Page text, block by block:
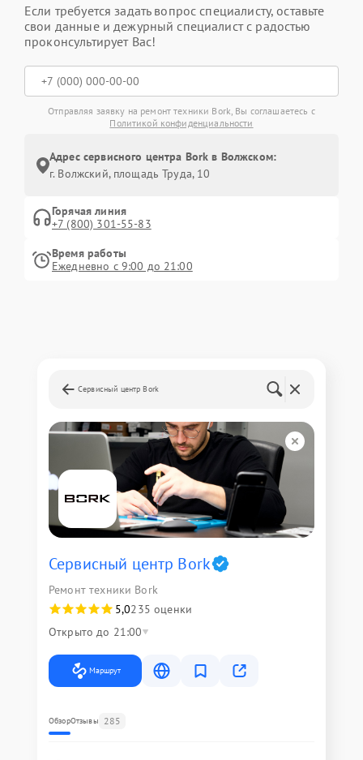
Если требуется задать вопрос специалисту, оставьте
свои данные и дежурный специалист с радостью
проконсультирует Вас!
Отправляя заявку на ремонт техники Bork, Вы соглашаетесь с
Политикой конфиденциальности
Адрес сервисного центра Bork в Волжском:
г. Волжский, площадь Труда, 10
Горячая линия
+7 (800) 301-55-83
Время работы
Ежедневно с 9:00 до 21:00
Сервисный центр Bork
Сервисный центр Bork
Ремонт техники Bork
5,0235 оценки
Открыто до 21:00
Маршрут
ОбзорОтзывы 285